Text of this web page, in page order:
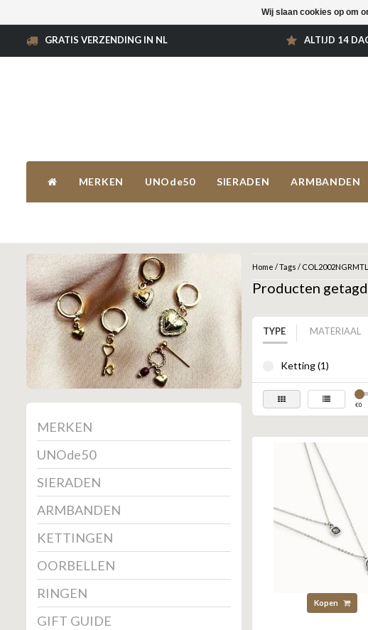
GRATIS VERZENDING IN NL ALTIJD 14
MERKEN UNOde50 SIERADEN ARMBANDEN
MERKEN
UNOde50
SIERADEN
ARMBANDEN
KETTINGEN
OORBELLEN
RINGEN
GIFT GUIDE
Home /Tags / COL2002NGRMTL
Producten
TYPE MATERIAAL
Ketting (1)
€0
Kopen
Wij slaan cookies op om